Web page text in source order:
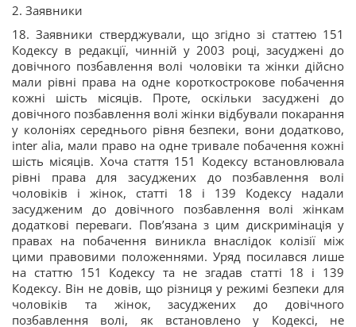
2. Заявники
18. Заявники стверджували, що згідно зі статтею 151
Кодексу в редакції, чинній у 2003 році, засуджені до
довічного позбавлення волі чоловіки та жінки дійсно
мали рівні права на одне короткострокове побачення
кожні шість місяців. Проте, оскільки засуджені до
довічного позбавлення волі жінки відбували покарання
у колоніях середнього рівня безпеки, вони додатково,
inter alia, мали право на одне тривале побачення кожні
шість місяців. Хоча стаття 151 Кодексу встановлювала
рівні права для засуджених до позбавлення волі
чоловіків і жінок, статті 18 і 139 Кодексу надали
засудженим до довічного позбавлення волі жінкам
додаткові переваги. Пов’язана з цим дискримінація у
правах на побачення виникла внаслідок колізії між
цими правовими положеннями. Уряд посилався лише
на статтю 151 Кодексу та не згадав статті 18 і 139
Кодексу. Він не довів, що різниця у режимі безпеки для
чоловіків та жінок, засуджених до довічного
позбавлення волі, як встановлено у Кодексі, не